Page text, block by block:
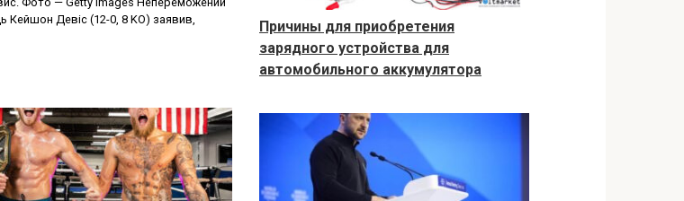
Кейшон Девіс (12-0, 8 KO) заявив,
Причины для приобретения
зарядного устройства для
автомобильного аккумулятора